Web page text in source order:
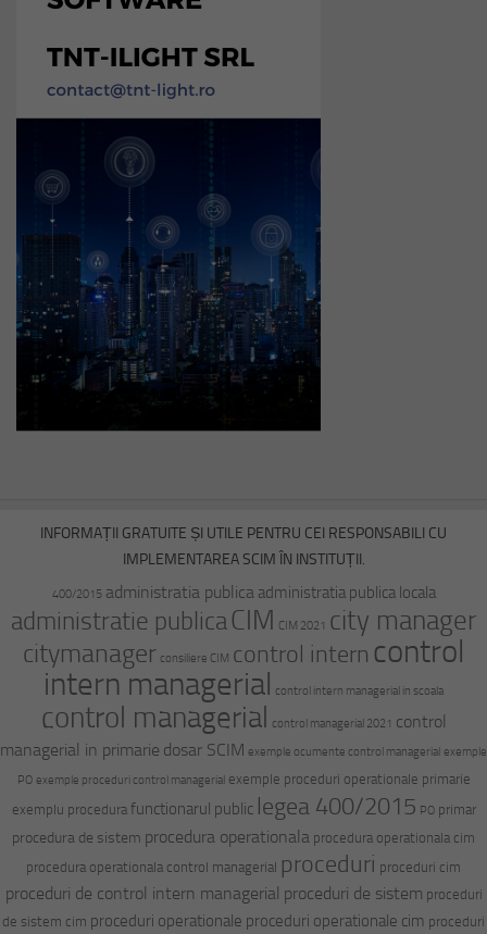
INFORMAȚII GRATUITE ȘI UTILE PENTRU CEI RESPONSABILI CU
IMPLEMENTAREA SCIM ÎN INSTITUȚII.
400/2015 administratia publica administratia publica locala
administratie publicaCIM CIM 2021 city manager
citymanager consiliere CIM control intern control
intern managerial control intern managerial in scoala
control managerial control managerial 2021 control
managerial in primarie dosar SCIM exemple ocumente control managerial exemple
PO exemple proceduri control managerial exemple proceduri operationale primarie
exemplu procedura functionarul public legea 400/2015 PO primar
procedura de sistem procedura operationala procedura operationala cim
procedura operationala control managerial proceduri proceduri cim
proceduri de control intern managerial proceduri de sistem proceduri
de sistem cim proceduri operationale proceduri operationale cim proceduri